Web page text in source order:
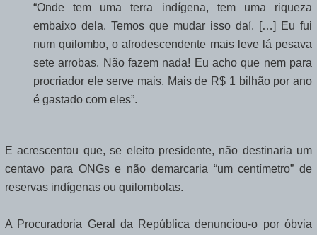
“Onde tem uma terra indígena, tem uma riqueza
embaixo dela. Temos que mudar isso daí. […] Eu fui
num quilombo, o afrodescendente mais leve lá pesava
sete arrobas. Não fazem nada! Eu acho que nem para
procriador ele serve mais. Mais de R$ 1 bilhão por ano
é gastado com eles”.
E acrescentou que, se eleito presidente, não destinaria um
centavo para ONGs e não demarcaria “um centímetro” de
reservas indígenas ou quilombolas.
A Procuradoria Geral da República denunciou-o por óbvia